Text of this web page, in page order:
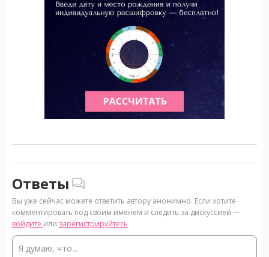
Ответы
Вы уже сейчас можете ответить автору анонимно. Если хотите
комментировать под своим именем и следить за дискуссией —
войдите или зарегистрируйтесь